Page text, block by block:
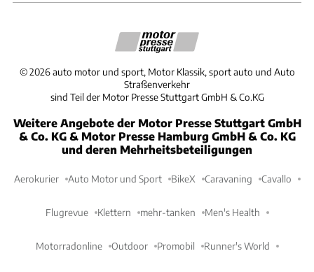
©2026 auto motor und sport, Motor Klassik, sport auto und Auto
Straßenverkehr
sind Teil der Motor Presse Stuttgart GmbH & Co.KG
Weitere Angebote der Motor Presse Stuttgart GmbH
& Co. KG & Motor Presse Hamburg GmbH & Co. KG
und deren Mehrheitsbeteiligungen
Aerokurier Auto Motor und Sport BikeX Caravaning Cavallo
Flugrevue Klettern mehr-tanken Men's Health
Motorradonline Outdoor Promobil Runner's World